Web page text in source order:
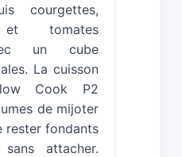
courgettes,
et tomates
un cube
La cuisson
Cook P2
de mijoter
rester fondants
attacher.